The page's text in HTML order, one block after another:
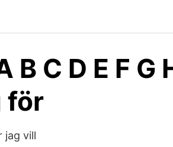
C D E F G
för
jag vill